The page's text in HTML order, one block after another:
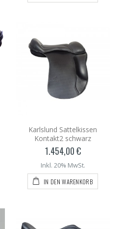
Karlslund Sattelkissen
Kontakt2 schwarz
1.454,00 €
Inkl. 20% MwSt.
IN DEN WARENKORB